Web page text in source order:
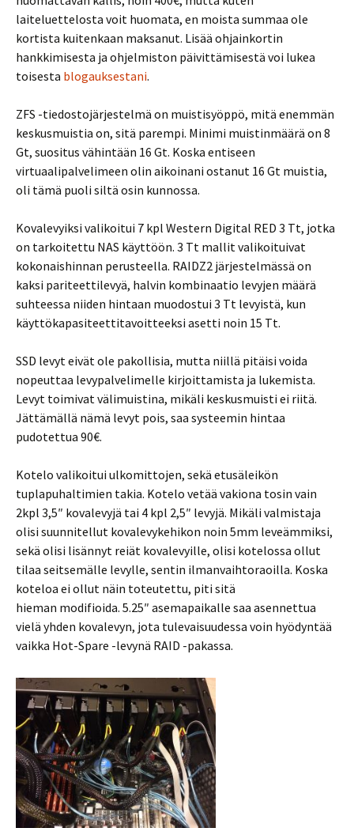
laiteluettelosta voit huomata, en moista summaa ole
kortista kuitenkaan maksanut. Lisää ohjainkortin
hankkimisesta ja ohjelmiston päivittämisestä voi lukea
toisesta blogauksestani.
ZFS -tiedostojärjestelmä on muistisyöppö, mitä enemmän
keskusmuistia on, sitä parempi. Minimi muistinmäärä on 8
Gt, suositus vähintään 16 Gt. Koska entiseen
virtuaalipalvelimeen olin aikoinani ostanut 16 Gt muistia,
oli tämä puoli siltä osin kunnossa.
Kovalevyiksi valikoitui 7 kpl Western Digital RED 3 Tt, jotka
on tarkoitettu NAS käyttöön. 3 Tt mallit valikoituivat
kokonaishinnan perusteella. RAIDZ2 järjestelmässä on
kaksi pariteettilevyä, halvin kombinaatio levyjen määrä
suhteessa niiden hintaan muodostui 3 Tt levyistä, kun
käyttökapasiteettitavoitteeksi asetti noin 15 Tt.
SSD levyt eivät ole pakollisia, mutta niillä pitäisi voida
nopeuttaa levypalvelimelle kirjoittamista ja lukemista.
Levyt toimivat välimuistina, mikäli keskusmuisti ei riitä.
Jättämällä nämä levyt pois, saa systeemin hintaa
pudotettua 90€.
Kotelo valikoitui ulkomittojen, sekä etusäleikön
tuplapuhaltimien takia. Kotelo vetää vakiona tosin vain
2kpl 3,5″ kovalevyjä tai 4 kpl 2,5″ levyjä. Mikäli valmistaja
olisi suunnitellut kovalevykehikon noin 5mm leveämmiksi,
sekä olisi lisännyt reiät kovalevyille, olisi kotelossa ollut
tilaa seitsemälle levylle, sentin ilmanvaihtoraoilla. Koska
koteloa ei ollut näin toteutettu, piti sitä
hieman modifioida. 5.25″ asemapaikalle saa asennettua
vielä yhden kovalevyn, jota tulevaisuudessa voin hyödyntää
vaikka Hot-Spare -levynä RAID -pakassa.